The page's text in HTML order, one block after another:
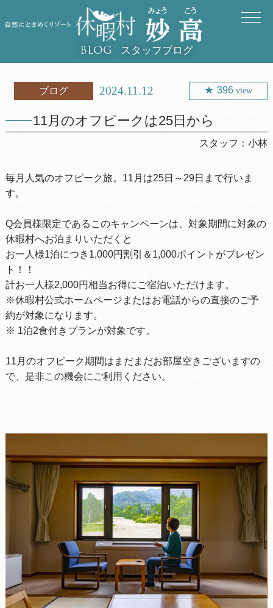
BLOG スタッフブログ
ブログ 2024.11.12 396 view
11月のオフピークは25日から
スタッフ：小林
毎月人気のオフピーク旅。11月は25日～29日まで行いま
す。
Q会員様限定であるこのキャンペーンは、対象期間に対象の
休暇村へお泊まりいただくと
お一人様1泊につき1,000円割引＆1,000ポイントがプレゼン
ト！！
計お一人様2,000円相当お得にご宿泊いただけます。
※休暇村公式ホームページまたはお電話からの直接のご予
約が対象になります。
※ 1泊2食付きプランが対象です。
11月のオフピーク期間はまだまだお部屋空きございますの
で、是非この機会にご利用ください。